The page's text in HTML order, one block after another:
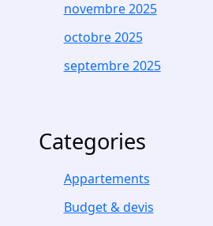
novembre 2025
octobre 2025
septembre 2025
Categories
Appartements
Budget & devis